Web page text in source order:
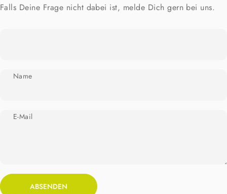
Falls Deine Frage nicht dabei ist, melde Dich gern bei uns.
Name
E-Mail
Absenden
ABSENDEN